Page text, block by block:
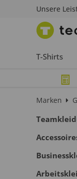
Unsere
T-Shirts
Marken